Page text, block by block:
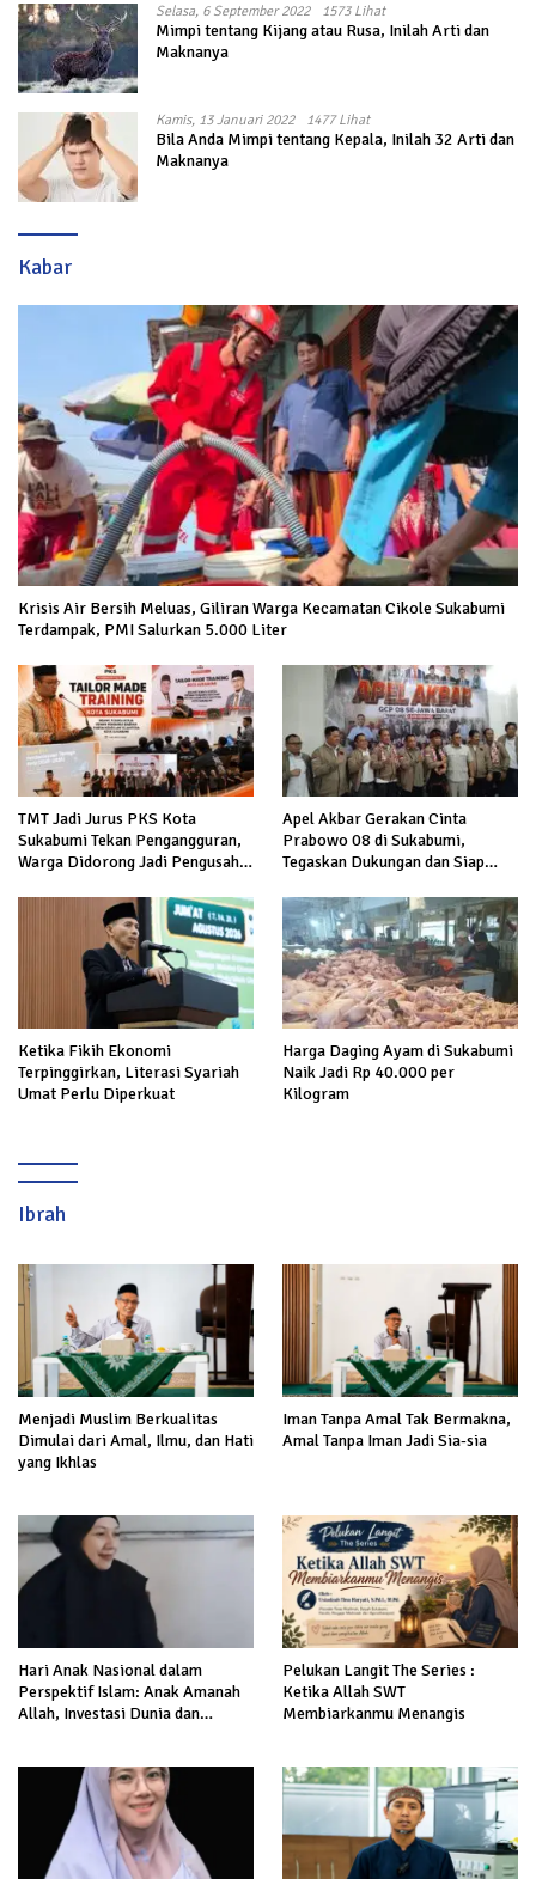
Selasa, 6 September 2022 1573 Lihat
Mimpi tentang Kijang atau Rusa, Inilah Arti dan
Maknanya
Kamis, 13 Januari 2022 1477 Lihat
Bila Anda Mimpi tentang Kepala, Inilah 32 Arti dan
Maknanya
Kabar
Krisis Air Bersih Meluas, Giliran Warga Kecamatan Cikole Sukabumi
Terdampak, PMI Salurkan 5.000 Liter
TMT Jadi Jurus PKS Kota
Sukabumi Tekan Pengangguran,
Warga Didorong Jadi Pengusaha
Apel Akbar Gerakan Cinta
Prabowo 08 di Sukabumi,
Tegaskan Dukungan dan Siap
Prabowo
Ketika Fikih Ekonomi
Terpinggirkan, Literasi Syariah
Umat Perlu Diperkuat
Harga Daging Ayam di Sukabumi
Naik Jadi Rp 40.000 per
Kilogram
Ibrah
Menjadi Muslim Berkualitas
Dimulai dari Amal, Ilmu, dan Hati
yang Ikhlas
Iman Tanpa Amal Tak Bermakna,
Amal Tanpa Iman Jadi Sia-sia
Hari Anak Nasional dalam
Perspektif Islam: Anak Amanah
Allah, Investasi Dunia dan
Pelukan Langit The Series :
Ketika Allah SWT
Membiarkanmu Menangis